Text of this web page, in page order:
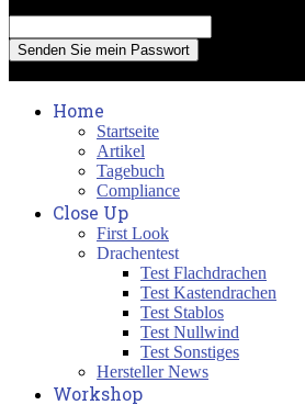
Home
Startseite
Artikel
Tagebuch
Compliance
Close Up
First Look
Drachentest
Test Flachdrachen
Test Kastendrachen
Test Stablos
Test Nullwind
Test Sonstiges
Hersteller News
Workshop